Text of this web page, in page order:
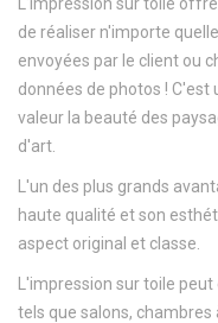
de réaliser n'importe
envoyées par le client ou
données de photos !
valeur la beauté des
d'art.
L'un des plus grands
haute qualité et son
aspect original et classe.
L'impression sur toile
tels que salons, chambres